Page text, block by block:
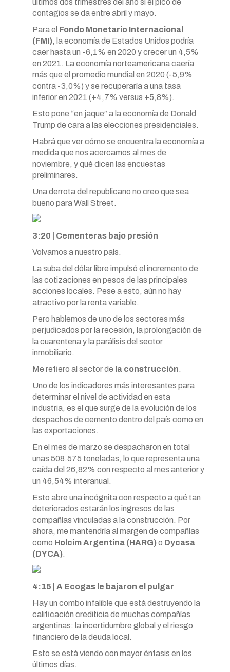
últimos dos trimestres del año si el pico de
contagios se da entre abril y mayo.
Para el Fondo Monetario Internacional
(FMI), la economía de Estados Unidos podría
caer hasta un -6,1% en 2020 y crecer un 4,5%
en 2021. La economía norteamericana caería
más que el promedio mundial en 2020 (-5,9%
contra -3,0%) y se recuperaría a una tasa
inferior en 2021 (+4,7% versus +5,8%).
Esto pone “en jaque” a la economía de Donald
Trump de cara a las elecciones presidenciales.
Habrá que ver cómo se encuentra la economía a
medida que nos acercamos al mes de
noviembre, y qué dicen las encuestas
preliminares.
Una derrota del republicano no creo que sea
bueno para Wall Street.
3:20 | Cementeras bajo presión
Volvamos a nuestro país.
La suba del dólar libre impulsó el incremento de
las cotizaciones en pesos de las principales
acciones locales. Pese a esto, aún no hay
atractivo por la renta variable.
Pero hablemos de uno de los sectores más
perjudicados por la recesión, la prolongación de
la cuarentena y la parálisis del sector
inmobiliario.
Me refiero al sector de la construcción.
Uno de los indicadores más interesantes para
determinar el nivel de actividad en esta
industria, es el que surge de la evolución de los
despachos de cemento dentro del país como en
las exportaciones.
En el mes de marzo se despacharon en total
unas 508.575 toneladas, lo que representa una
caída del 26,82% con respecto al mes anterior y
un 46,54% interanual.
Esto abre una incógnita con respecto a qué tan
deteriorados estarán los ingresos de las
compañías vinculadas a la construcción. Por
ahora, me mantendría al margen de compañías
como Holcim Argentina (HARG)o Dycasa
(DYCA).
4:15 | A Ecogas le bajaron el pulgar
Hay un combo infalible que está destruyendo la
calificación crediticia de muchas compañías
argentinas: la incertidumbre global y el riesgo
financiero de la deuda local.
Esto se está viendo con mayor énfasis en los
últimos días.